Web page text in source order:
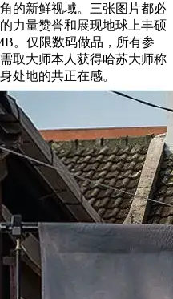
的新鲜视域。三张图片都必
力量赞誉和展现地球上丰硕
。仅限数码做品，所有参
取大师本人获得哈苏大师称
处地的共正在感。